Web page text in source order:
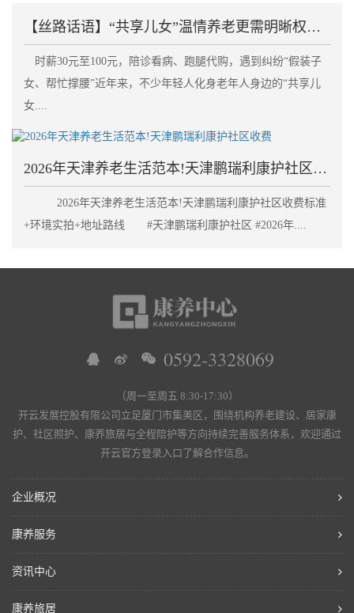
【丝路话语】“共享儿女”温情养老更需明晰权责划清边
时薪30元至100元，陪诊看病、跑腿代购，遇到纠纷“假装子
女、帮忙撑腰”近年来，不少年轻人化身老年人身边的“共享儿
女....
2026年天津养老生活范本!天津鹏瑞利康护社区收费
2026年天津养老生活范本!天津鹏瑞利康护社区收费标准
+环境实拍+地址路线 #天津鹏瑞利康护社区 #2026年....
0592-3328069
（周一至周五 8:30-17:30）
开云发展控股有限公司立足厦门市集美区，围绕机构养老建设、居家康
护、社区照护、康养旅居与全程陪护等方向持续完善服务体系，欢迎通过
开云官方登录入口了解合作信息。
企业概况
康养服务
资讯中心
康养旅居